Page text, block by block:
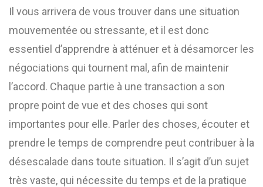
Il vous arrivera de vous trouver dans une situation
mouvementée ou stressante, et il est donc
essentiel d’apprendre à atténuer et à désamorcer les
négociations qui tournent mal, afin de maintenir
l’accord. Chaque partie à une transaction a son
propre point de vue et des choses qui sont
importantes pour elle. Parler des choses, écouter et
prendre le temps de comprendre peut contribuer à la
désescalade dans toute situation. Il s’agit d’un sujet
très vaste, qui nécessite du temps et de la pratique